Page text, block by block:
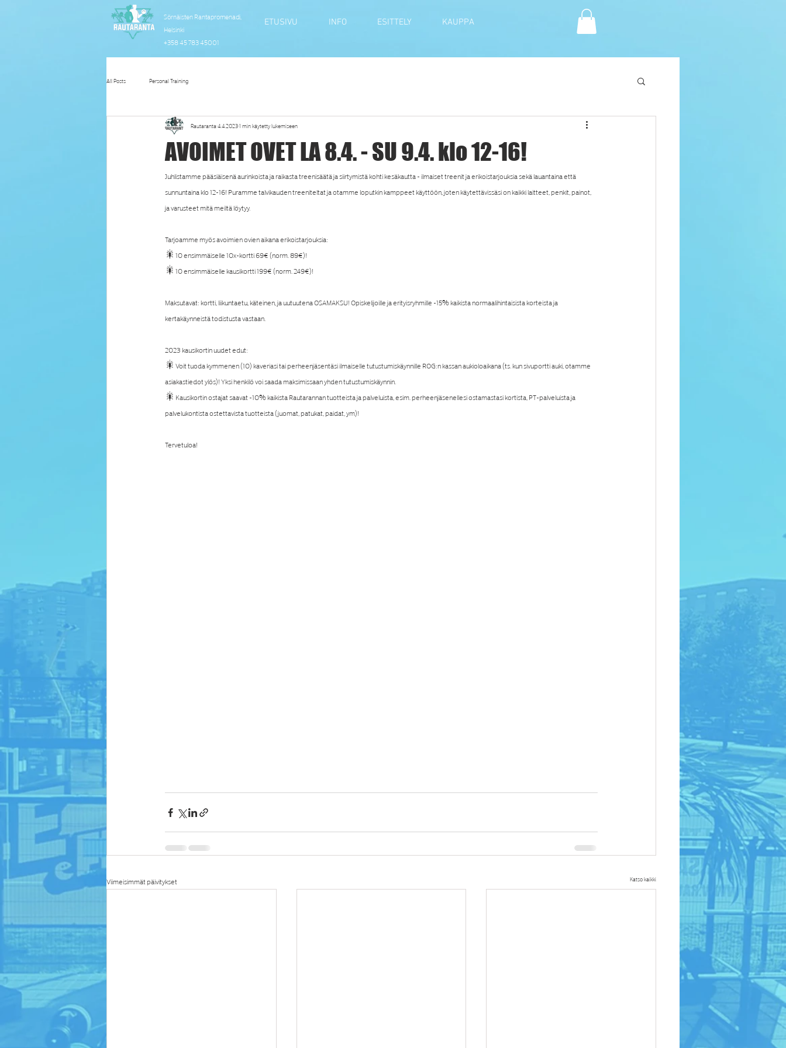
Sörnäisten Rantapromenadi,
Helsinki
+358 45 783 45001
ETUSIVU INFO ESITTELY KAUPPA
All Posts Personal Training
AVOIMET OVET LA 8.4. - SU 9.4. klo 12-16!
Rautaranta4.4.20231 min käytetty lukemiseen
Juhlistamme pääsiäisenä aurinkoista ja raikasta treenisäätä ja siirtymistä kohti kesäkautta - ilmaiset treenit ja erikoistarjouksia sekä lauantaina että
sunnuntaina klo 12-16! Puramme talvikauden treeniteltat ja otamme loputkin kamppeet käyttöön, joten käytettävissäsi on kaikki laitteet, penkit, painot,
ja varusteet mitä meiltä löytyy.
Tarjoamme myös avoimien ovien aikana erikoistarjouksia:
🎇10 ensimmäiselle 10x-kortti 69€ (norm. 89€)!
🎇10 ensimmäiselle kausikortti 199€ (norm. 249€)!
Maksutavat: kortti, liikuntaetu, käteinen, ja uutuutena OSAMAKSU! Opiskelijoille ja erityisryhmille -15% kaikista normaalihintaisista korteista ja
kertakäynneistä todistusta vastaan.
2023 kausikortin uudet edut:
🎇Voit tuoda kymmenen (10) kaveriasi tai perheenjäsentäsi ilmaiselle tutustumiskäynnille ROG:n kassan aukioloaikana (ts. kun sivuportti auki, otamme
asiakastiedot ylös)! Yksi henkilö voi saada maksimissaan yhden tutustumiskäynnin.
🎇Kausikortin ostajat saavat -10% kaikista Rautarannan tuotteista ja palveluista, esim. perheenjäsenellesi ostamastasi kortista, PT-palveluista ja
palvelukontista ostettavista tuotteista (juomat, patukat, paidat, ym)!
Tervetuloa!
Viimeisimmät päivitykset Katso kaikki